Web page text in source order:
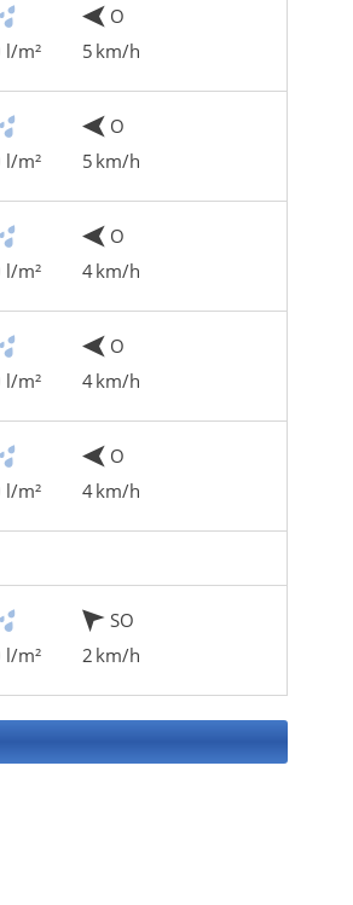
l/m²
O
5 km/h
l/m²
O
5 km/h
l/m²
O
4 km/h
l/m²
O
4 km/h
l/m²
O
4 km/h
l/m²
SO
2 km/h